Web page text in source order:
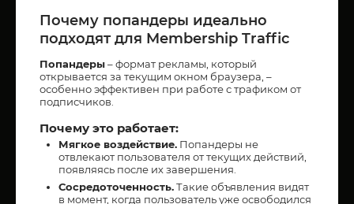
Почему попандеры идеально
подходят для Membership Traffic
Попандеры– формат рекламы, который
открывается за текущим окном браузера, –
особенно эффективен при работе с трафиком от
подписчиков.
Почему это работает:
Мягкое воздействие. Попандеры не
отвлекают пользователя от текущих действий,
появляясь после их завершения.
Сосредоточенность.Такие объявления видят
в момент, когда пользователь уже освободился